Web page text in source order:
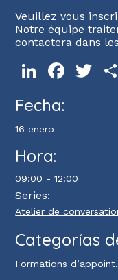
Veuillez vous
Notre équipe
contactera dans
LinkedInFacebook
Fecha:
16 enero
Hora:
09:00 - 12:00
Series:
Atelier de
Categorías
Formations d’appoint,